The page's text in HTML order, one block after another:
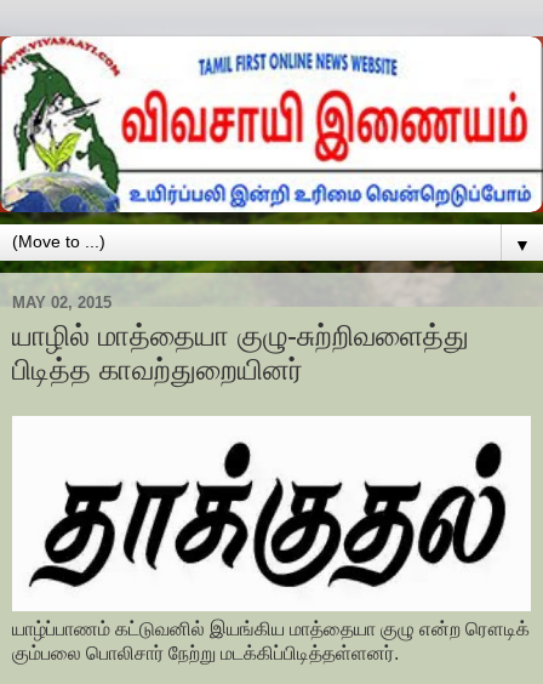
▼
MAY 02, 2015
யாழில் மாத்தையா குழு-சுற்றிவளைத்து
பிடித்த காவற்துறையினர்
யாழ்ப்பாணம் கட்டுவனில் இயங்கிய மாத்தையா குழு என்ற ரௌடிக்
கும்பலை பொலிசார் நேற்று மடக்கிப்பிடித்தள்ளனர்.